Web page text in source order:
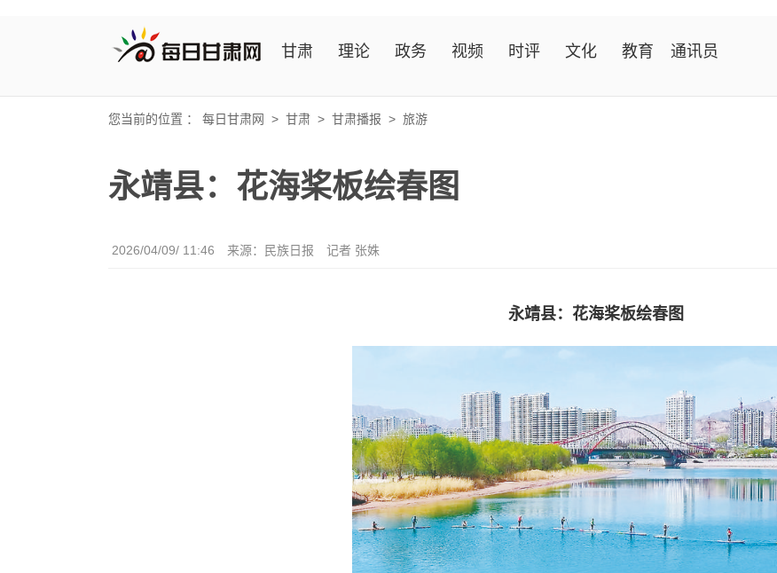
甘肃 理论 政务 视频 时评 文化 教育 通讯员
您当前的位置 ： 每日甘肃网 > 甘肃 > 甘肃播报 > 旅游
永靖县：花海桨板绘春图
2026/04/09/ 11:46 来源：民族日报 记者 张姝
永靖县：花海桨板绘春图